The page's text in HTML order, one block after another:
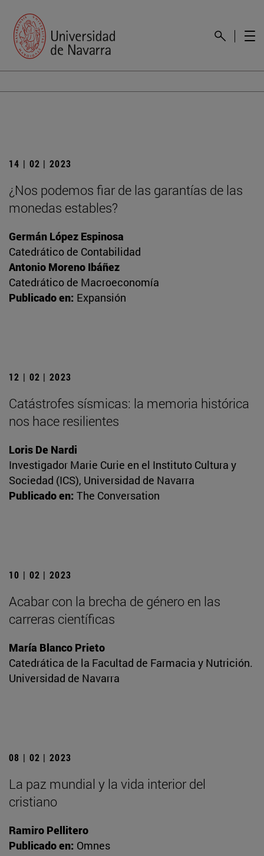
14 | 02 | 2023
¿Nos podemos fiar de las garantías de las
monedas estables?
Germán López Espinosa
Catedrático de Contabilidad
Antonio Moreno Ibáñez
Catedrático de Macroeconomía
Publicado en: Expansión
12 | 02 | 2023
Catástrofes sísmicas: la memoria histórica
nos hace resilientes
Loris De Nardi
Investigador Marie Curie en el Instituto Cultura y
Sociedad (ICS), Universidad de Navarra
Publicado en: The Conversation
10 | 02 | 2023
Acabar con la brecha de género en las
carreras científicas
María Blanco Prieto
Catedrática de la Facultad de Farmacia y Nutrición.
Universidad de Navarra
08 | 02 | 2023
La paz mundial y la vida interior del
cristiano
Ramiro Pellitero
Publicado en: Omnes